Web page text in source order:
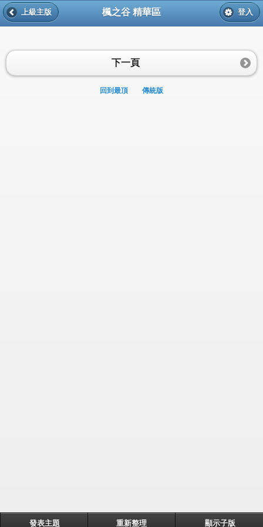
楓之谷 精華區
上級主版 登入
下一頁
回到最頂 傳統版
發表主題 重新整理 顯示子版